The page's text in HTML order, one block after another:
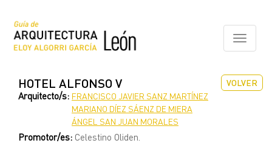
contenido
principal
Toggle
VOLVER
HOTEL ALFONSO V
Arquitecto/s: FRANCISCO JAVIER SANZ MARTÍNEZ
MARIANO DÍEZ SÁENZ DE MIERA
ÁNGEL SAN JUAN MORALES
Promotor/es: Celestino Oliden.